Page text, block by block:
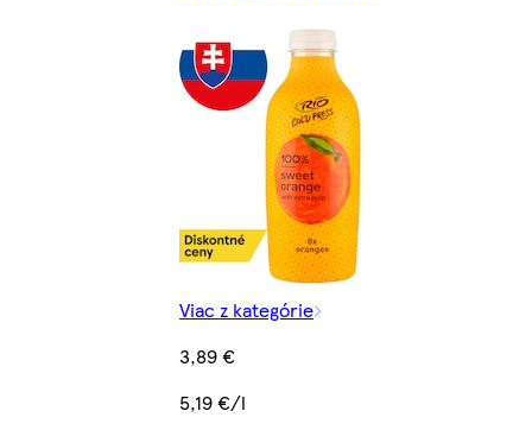
Viac z kategórie
3,89 €
5,19 €/l